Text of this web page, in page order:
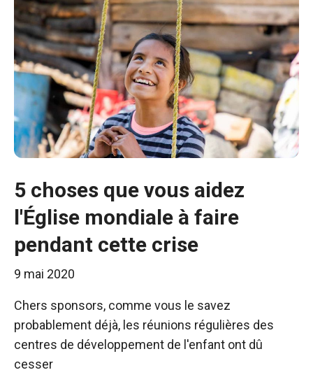
5 choses que vous aidez
l'Église mondiale à faire
pendant cette crise
9 mai 2020
Chers sponsors, comme vous le savez
probablement déjà, les réunions régulières des
centres de développement de l'enfant ont dû
cesser